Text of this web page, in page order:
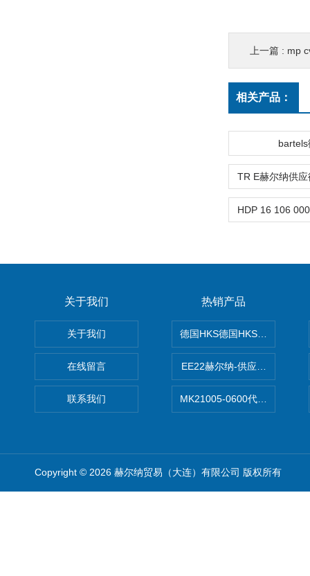
上一篇 : mp
相关产品：
bartels
关于我们
关于我们
在线留言
联系我们
热销产品
德国HKS德国HKS液压旋转摆
EE22赫尔纳-供应
MK21005-0600代理德国MK
Copyright © 2026 赫尔纳贸易（大连）有限公司 版权所有